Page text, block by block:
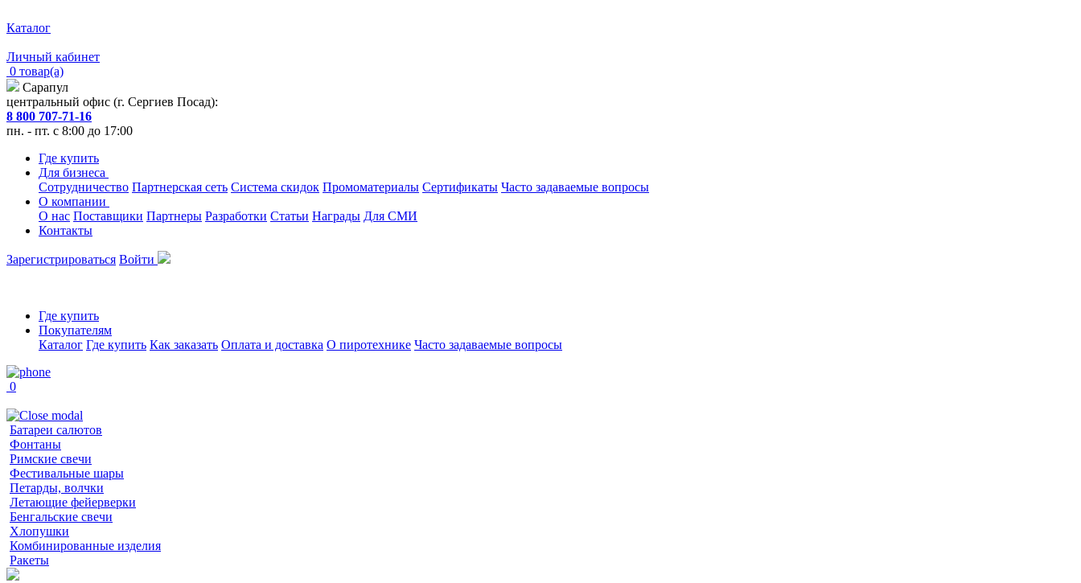
Каталог
Личный кабинет
0 товар(а)
Сарапул
центральный офис (г. Сергиев Посад):
8 800 707-71-16
пн. - пт. с 8:00 до 17:00
Где купить
Для бизнеса
Сотрудничество Партнерская сеть Система скидок Промоматериалы Сертификаты Часто задаваемые вопросы
О компании
О нас Поставщики Партнеры Разработки Статьи Награды Для СМИ
Контакты
Зарегистрироваться Войти
Где купить
Покупателям
Каталог Где купить Как заказать Оплата и доставка О пиротехнике Часто задаваемые вопросы
0
Батареи салютов
Фонтаны
Римские свечи
Фестивальные шары
Петарды, волчки
Летающие фейерверки
Бенгальские свечи
Хлопушки
Комбинированные изделия
Ракеты